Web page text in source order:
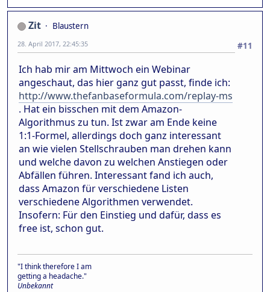
Zit
Blaustern
#11
28. April 2017, 22:45:35
Ich hab mir am Mittwoch ein Webinar
angeschaut, das hier ganz gut passt, finde ich:
http://www.thefanbaseformula.com/replay-ms
. Hat ein bisschen mit dem Amazon-
Algorithmus zu tun. Ist zwar am Ende keine
1:1-Formel, allerdings doch ganz interessant
an wie vielen Stellschrauben man drehen kann
und welche davon zu welchen Anstiegen oder
Abfällen führen. Interessant fand ich auch,
dass Amazon für verschiedene Listen
verschiedene Algorithmen verwendet.
Insofern: Für den Einstieg und dafür, dass es
free ist, schon gut.
"I think therefore I am
getting a headache."
Unbekannt